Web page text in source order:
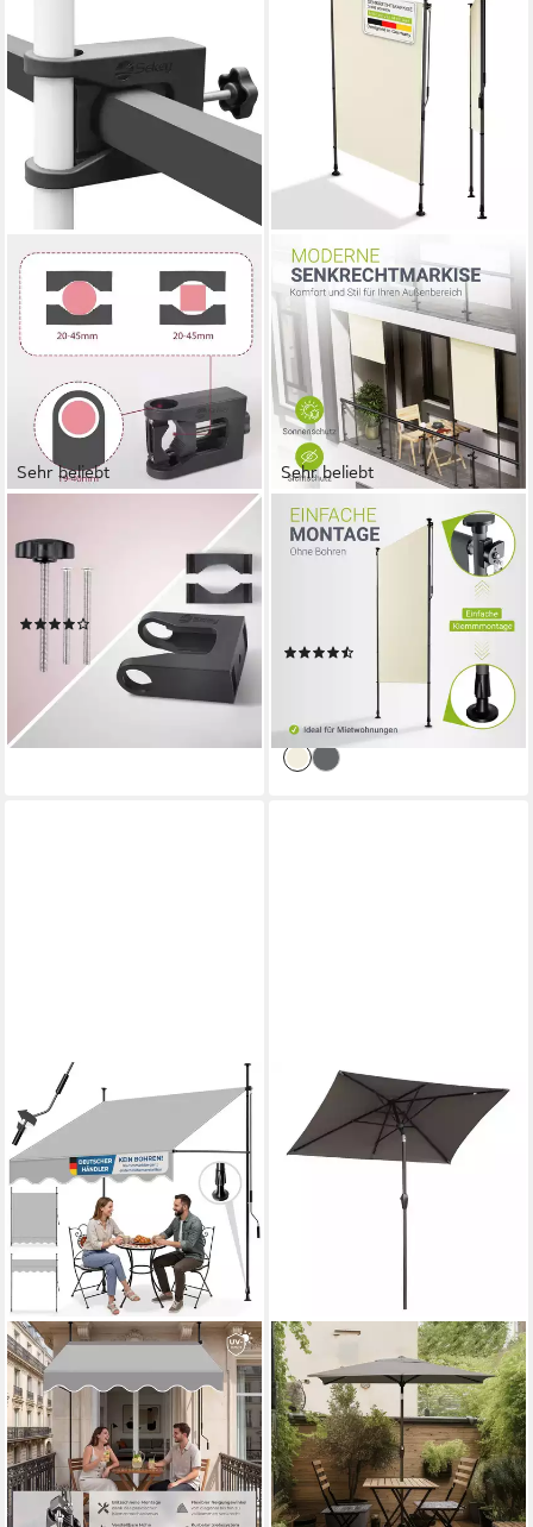
Sehr beliebt
Balkonklammer Schirmhalter
Sonnenschirmhalter
Halterung für Sonnenschirme
(179)
14,99 € UVP 44,99 €
-67%
lieferbar - in 4-5 Werktagen bei dir
Sehr beliebt
JUSKYS
Senkrechtmarkise Barbados
Klemmmontage ohne Bohren,
lieferbar - in 4-5 Werktagen bei dir